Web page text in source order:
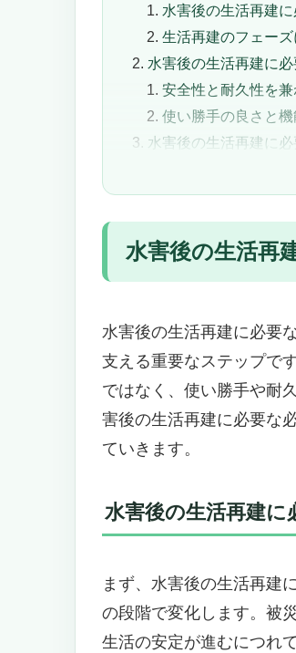
水害後の生活再建
生活再建のフェー
水害後の生活再建に
安全性と耐久性を
使い勝手の良さと
水害後の生活再建に
緊急時に役立つ防
水害後の生活再建に
生活再建を支える
こんなニーズの
水害後の生活再建
水害時の避難か
必需品をコンパ
こんなニーズが
ット DXⅡ」
生活再建に欠か
こんなニーズの
使い勝手と耐久
災害時も安心！充
水害後の生活再
水害後の生活再建に必要
支える重要なステップで
ではなく、使い勝手や耐
害後の生活再建に必要な
ていきます。
水害後の生活再建に
まず、水害後の生活再建
の段階で変化します。被
生活の安定が進むにつれ